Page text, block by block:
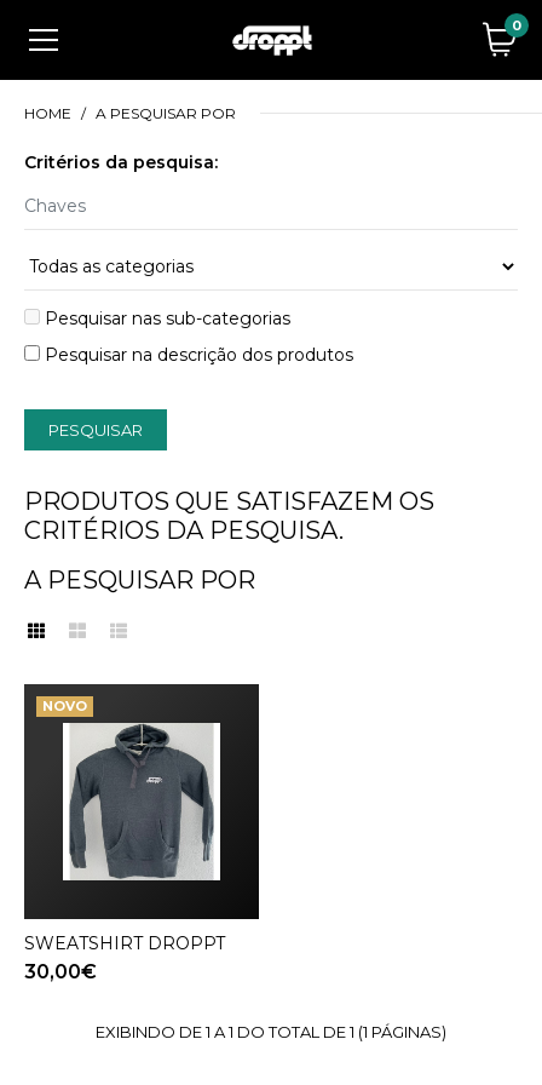
0
HOME A PESQUISAR POR
Critérios da pesquisa:
Pesquisar nas sub-categorias
Pesquisar na descrição dos produtos
PRODUTOS QUE SATISFAZEM OS
CRITÉRIOS DA PESQUISA.
A PESQUISAR POR
NOVO
NOVO
VER PRODUTO
SWEATSHIRT DROPPT
30,00€
EXIBINDO DE 1 A 1 DO TOTAL DE 1 (1 PÁGINAS)